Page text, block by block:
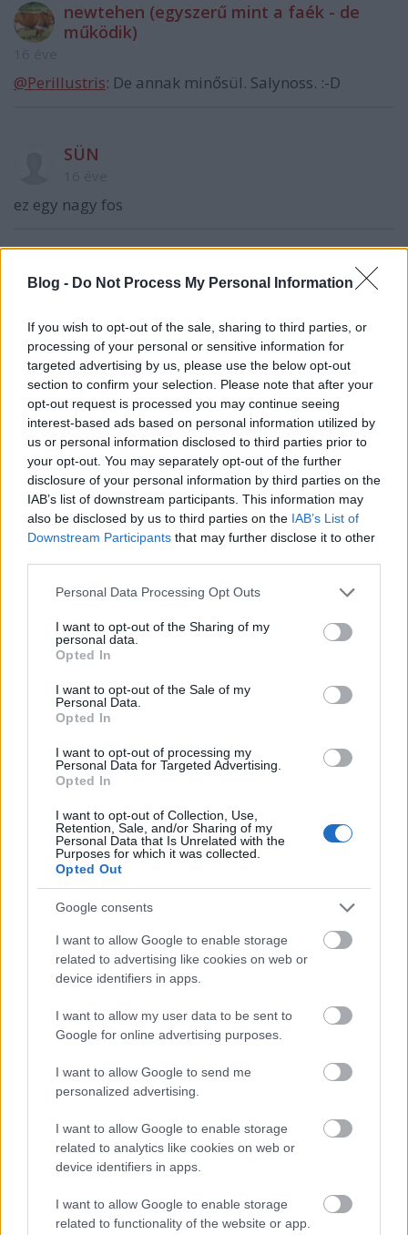
Blog - Do Not Process My Personal Information
If you wish to opt-out of the sale, sharing to third parties, or
processing of your personal or sensitive information for
targeted advertising by us, please use the below opt-out
section to confirm your selection. Please note that after your
opt-out request is processed you may continue seeing
interest-based ads based on personal information utilized by
us or personal information disclosed to third parties prior to
your opt-out. You may separately opt-out of the further
disclosure of your personal information by third parties on the
IAB’s list of downstream participants. This information may
also be disclosed by us to third parties on the IAB’s List of
Downstream Participants that may further disclose it to other
Please note that this website/app uses one or more Google
not limited to your visit or usage behaviour. You may click to
grant or deny consent to Google and its third-party tags to
use your data for below specified purposes in below Google
consent section.
Personal Data Processing Opt Outs
I want to opt-out of the Sharing of my
personal data.
Opted In
I want to opt-out of the Sale of my
Personal Data.
Opted In
I want to opt-out of processing my
Personal Data for Targeted Advertising.
Opted In
I want to opt-out of Collection, Use,
Retention, Sale, and/or Sharing of my
Personal Data that Is Unrelated with the
Purposes for which it was collected.
Opted Out
Google consents
I want to allow Google to enable storage
related to advertising like cookies on web or
device identifiers in apps.
I want to allow my user data to be sent to
Google for online advertising purposes.
I want to allow Google to send me
personalized advertising.
I want to allow Google to enable storage
related to analytics like cookies on web or
device identifiers in apps.
I want to allow Google to enable storage
related to functionality of the website or app.
newtehen (egyszerű mint a faék - de
működik)
@Perillustris: De annak minősül. Salynoss. :-D
SÜN
ez egy nagy fos
Alex3000
Paraszt! Bár én sem szeretem amikor a gyalogosok
még a pirosban összevissza futkároznak, azért így
beszólni bunkóság!
Deszkás
16 éve
@"streetfighter" : Pl néha ki kell szólni, hogy észre
vegye magát valaki. Pl miért kell átlósan átmenni az
úton? ilyennek néha kiszólok, de akkor sem be, csak
rá. Ma pl egy nénike volt, aki az útkereszteződésben
ment át nem nénikés sebességgel (gyorsan) és
átlósan! Minden sávot lefogva. Hát nem semmi volt.
autók indulnak, ő meg fut át a villamoshoz,
miközben mi már elindultunk. De nem, nem lép
vissza, hisz megjött a villamos, és azt az élete árán is
el kell érnie. Ezt szintén 60 feletti ember volt. Sosem
értem ezeket. Minek kell egy 5 percenként közlekedő
villamoshoz, buszhoz szaladgálni a pirosban?!
16 éve
@Deszkás: Ezt a kérdést magadnak is felteszed,
amikor 60-nal mész 50 helyett?
"streetfighter"
16 éve
Na persze, vannak figyelmetlen, türelmetlen
anyjába ablakon kiordibálva és főleg nem egy
idősebb embert.
Max. rádudálok, ha tényleg nagyon "pofátlan".
Deszkás
16 éve